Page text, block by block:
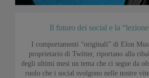
Il futuro dei social e la
I comportamenti “originali” di Elon
proprietario di Twitter, riportano alla
degli ultimi mesi un tema che ci segue da
ruolo che i social svolgono nelle nostre